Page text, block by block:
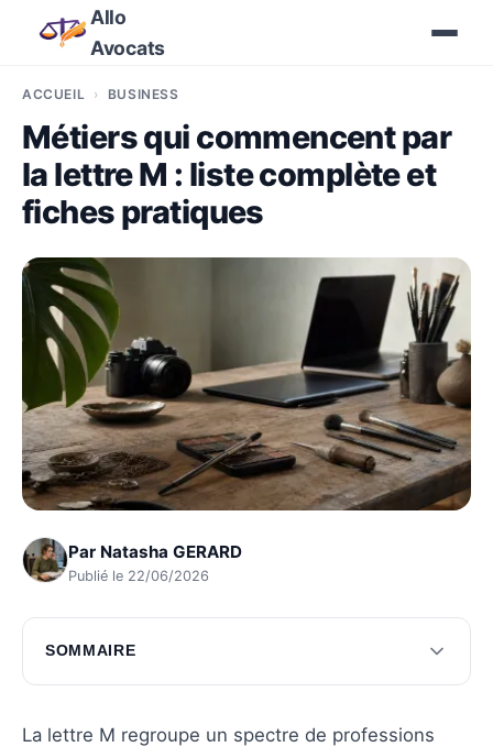
Allo
Avocats
ACCUEIL BUSINESS
Métiers qui commencent par
la lettre M : liste complète et
fiches pratiques
Par Natasha GERARD
Publié le 22/06/2026
SOMMAIRE
Métiers créatifs commençant par M
Métiers techniques commençant par M
La lettre M regroupe un spectre de professions